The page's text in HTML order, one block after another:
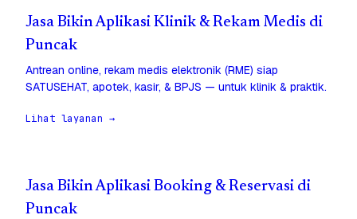
Jasa Bikin Aplikasi Klinik & Rekam Medis di
Puncak
Antrean online, rekam medis elektronik (RME) siap
SATUSEHAT, apotek, kasir, & BPJS — untuk klinik & praktik.
Lihat layanan →
Jasa Bikin Aplikasi Booking & Reservasi di
Puncak